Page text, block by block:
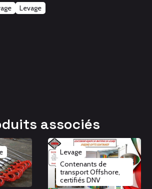
Levage
associés
Levage
Contenants de
transport Offshore,
certifiés DNV